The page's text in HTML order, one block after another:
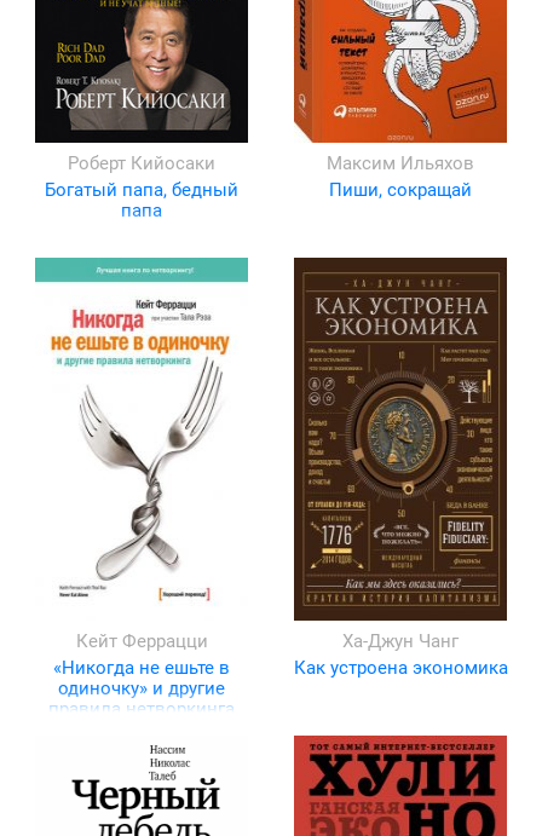
Роберт Кийосаки
Богатый папа, бедный
папа
Максим Ильяхов
Пиши, сокращай
Кейт Феррацци
«Никогда не ешьте в
одиночку» и другие
правила нетворкинга
Ха-Джун Чанг
Как устроена экономика